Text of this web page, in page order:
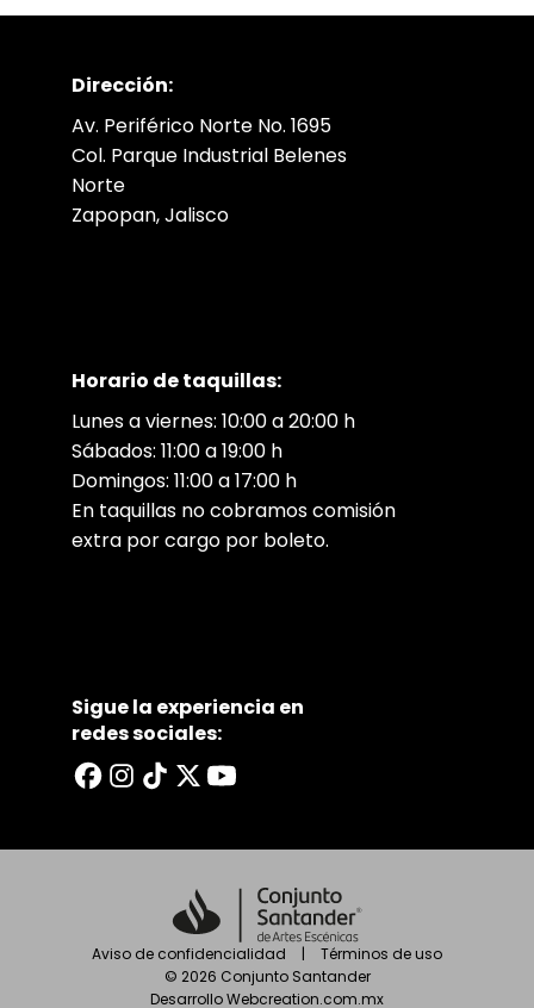
Dirección:
Av. Periférico Norte No. 1695
Col. Parque Industrial Belenes
Norte
Zapopan, Jalisco
Horario de taquillas:
Lunes a viernes: 10:00 a 20:00 h
Sábados: 11:00 a 19:00 h
Domingos: 11:00 a 17:00 h
En taquillas no cobramos comisión
extra por cargo por boleto.
Sigue la experiencia en
redes sociales:
Aviso de confidencialidad |
Términos de uso
© 2026 Conjunto Santander
DesarrolloWebcreation.com.mx